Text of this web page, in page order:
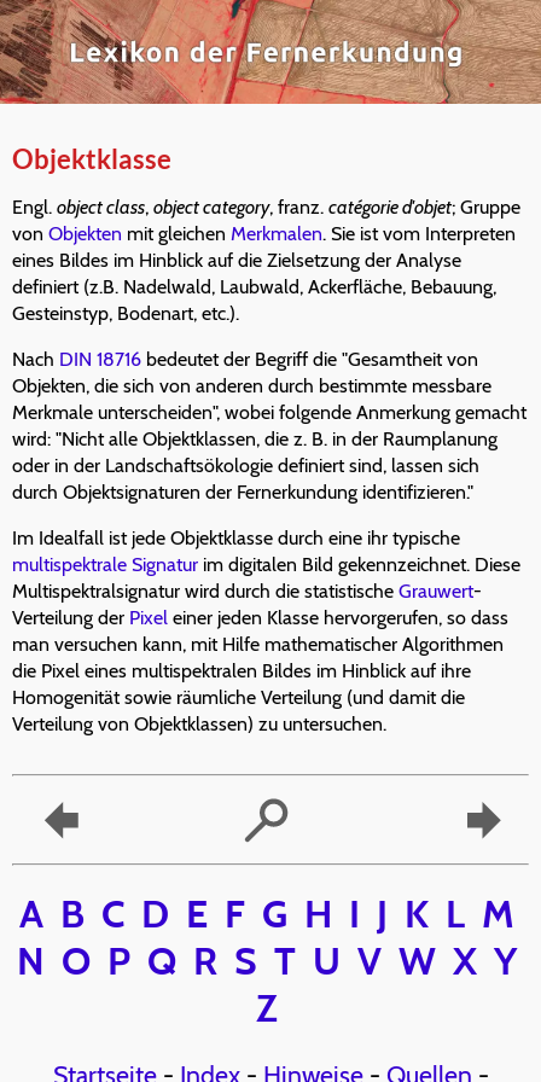
Objektklasse
Engl. object class, object category, franz. catégorie d'objet; Gruppe
von Objekten mit gleichen Merkmalen. Sie ist vom Interpreten
eines Bildes im Hinblick auf die Zielsetzung der Analyse
definiert (z.B. Nadelwald, Laubwald, Ackerfläche, Bebauung,
Gesteinstyp, Bodenart, etc.).
Nach DIN 18716 bedeutet der Begriff die "Gesamtheit von
Objekten, die sich von anderen durch bestimmte messbare
Merkmale unterscheiden", wobei folgende Anmerkung gemacht
wird: "Nicht alle Objektklassen, die z. B. in der Raumplanung
oder in der Landschaftsökologie definiert sind, lassen sich
durch Objektsignaturen der Fernerkundung identifizieren."
Im Idealfall ist jede Objektklasse durch eine ihr typische
multispektrale Signatur im digitalen Bild gekennzeichnet. Diese
Multispektralsignatur wird durch die statistische Grauwert-
Verteilung der Pixel einer jeden Klasse hervorgerufen, so dass
man versuchen kann, mit Hilfe mathematischer Algorithmen
die Pixel eines multispektralen Bildes im Hinblick auf ihre
Homogenität sowie räumliche Verteilung (und damit die
Verteilung von Objektklassen) zu untersuchen.
A B C D E F G H I J K L M
N O P Q R S T U V W X Y
Z
Startseite- Index- Hinweise- Quellen -